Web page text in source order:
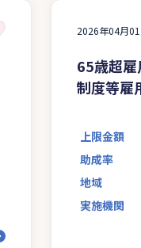
2026年04月
65歳超
制度等雇
上限金額
助成率
地域
実施機関